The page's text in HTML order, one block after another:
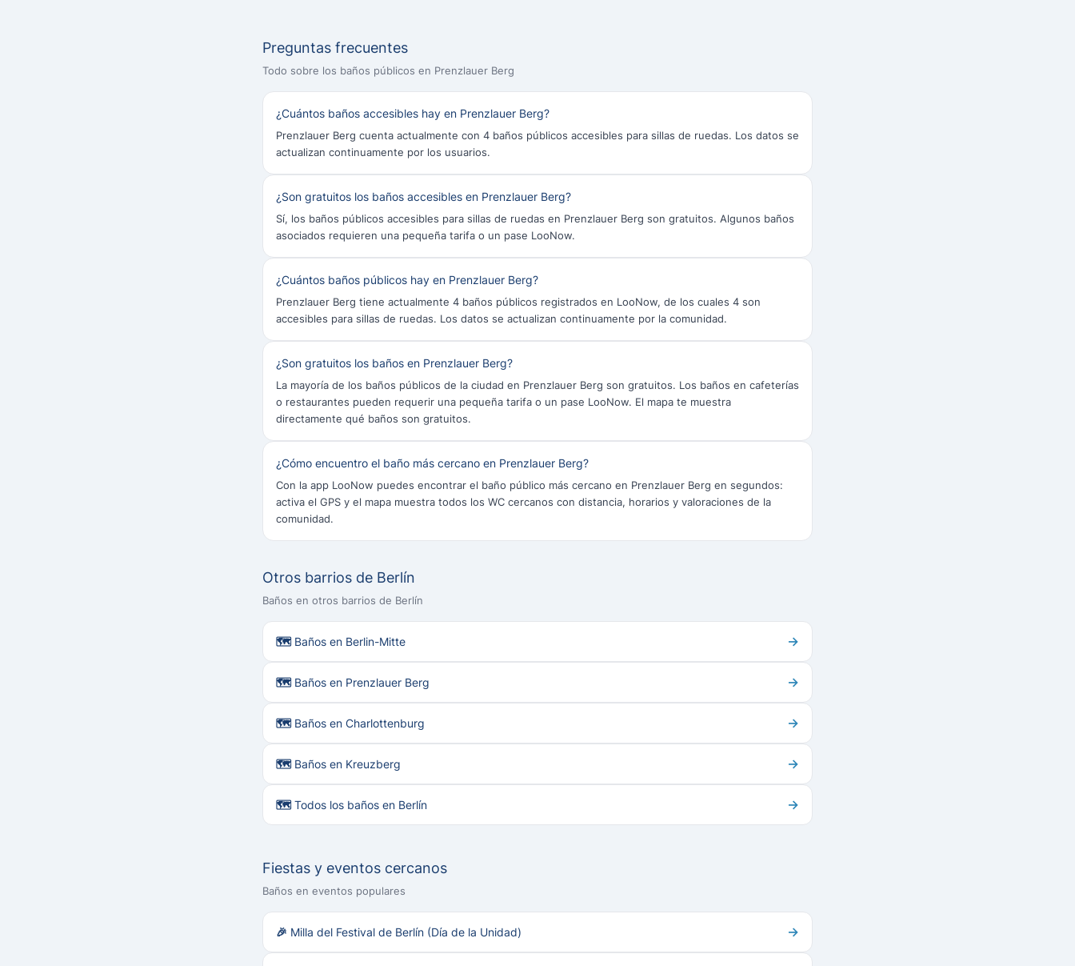
Preguntas frecuentes
Todo sobre los baños públicos en Prenzlauer Berg
¿Cuántos baños accesibles hay en Prenzlauer Berg?
Prenzlauer Berg cuenta actualmente con 4 baños públicos accesibles para sillas de ruedas. Los datos se
actualizan continuamente por los usuarios.
¿Son gratuitos los baños accesibles en Prenzlauer Berg?
Sí, los baños públicos accesibles para sillas de ruedas en Prenzlauer Berg son gratuitos. Algunos baños
asociados requieren una pequeña tarifa o un pase LooNow.
¿Cuántos baños públicos hay en Prenzlauer Berg?
Prenzlauer Berg tiene actualmente 4 baños públicos registrados en LooNow, de los cuales 4 son
accesibles para sillas de ruedas. Los datos se actualizan continuamente por la comunidad.
¿Son gratuitos los baños en Prenzlauer Berg?
La mayoría de los baños públicos de la ciudad en Prenzlauer Berg son gratuitos. Los baños en cafeterías
o restaurantes pueden requerir una pequeña tarifa o un pase LooNow. El mapa te muestra
directamente qué baños son gratuitos.
¿Cómo encuentro el baño más cercano en Prenzlauer Berg?
Con la app LooNow puedes encontrar el baño público más cercano en Prenzlauer Berg en segundos:
activa el GPS y el mapa muestra todos los WC cercanos con distancia, horarios y valoraciones de la
comunidad.
Otros barrios de Berlín
Baños en otros barrios de Berlín
🗺 Baños en Berlin-Mitte →
🗺 Baños en Prenzlauer Berg →
🗺 Baños en Charlottenburg →
🗺 Baños en Kreuzberg →
🗺 Todos los baños en Berlín →
Fiestas y eventos cercanos
Baños en eventos populares
🎉 Milla del Festival de Berlín (Día de la Unidad) →